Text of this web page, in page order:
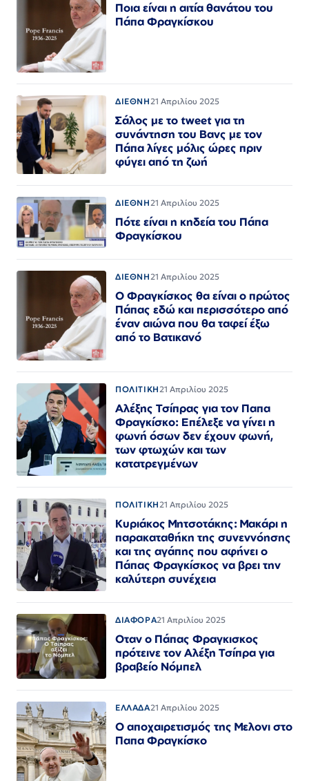
Ποια είναι η αιτία θανάτου του
Πάπα Φραγκίσκου
ΔΙΕΘΝΗ21 Απριλίου 2025
Σάλος με το tweet για τη
συνάντηση του Βανς με τον
Πάπα λίγες μόλις ώρες πριν
φύγει από τη ζωή
ΔΙΕΘΝΗ21 Απριλίου 2025
Πότε είναι η κηδεία του Πάπα
Φραγκίσκου
ΔΙΕΘΝΗ21 Απριλίου 2025
Ο Φραγκίσκος θα είναι ο πρώτος
Πάπας εδώ και περισσότερο από
έναν αιώνα που θα ταφεί έξω
από το Βατικανό
ΠΟΛΙΤΙΚΗ21 Απριλίου 2025
Αλέξης Τσίπρας για τον Παπα
Φραγκίσκο: Επέλεξε να γίνει η
φωνή όσων δεν έχουν φωνή,
των φτωχών και των
κατατρεγμένων
ΠΟΛΙΤΙΚΗ21 Απριλίου 2025
Κυριάκος Μητσοτάκης: Μακάρι η
παρακαταθήκη της συνεννόησης
και της αγάπης που αφήνει ο
Πάπας Φραγκίσκος να βρει την
καλύτερη συνέχεια
ΔΙΑΦΟΡΑ21 Απριλίου 2025
Οταν ο Πάπας Φραγκισκος
πρότεινε τον Αλέξη Τσίπρα για
βραβείο Νόμπελ
ΕΛΛΑΔΑ21 Απριλίου 2025
Ο αποχαιρετισμός της Μελονι στο
Παπα Φραγκίσκο